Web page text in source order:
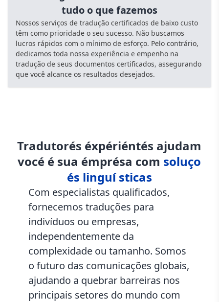
tudo o que fazemos
Nossos serviços de tradução certificados de baixo custo
têm como prioridade o seu sucesso. Não buscamos
lucros rápidos com o mínimo de esforço. Pelo contrário,
dedicamos toda nossa experiência e empenho na
tradução de seus documentos certificados, assegurando
que você alcance os resultados desejados.
Tradutorés éxpériéntés ajudam
vocé é sua émprésa com soluço
és linguí sticas
Com especialistas qualificados,
fornecemos traduções para
indivíduos ou empresas,
independentemente da
complexidade ou tamanho. Somos
o futuro das comunicações globais,
ajudando a quebrar barreiras nos
principais setores do mundo com